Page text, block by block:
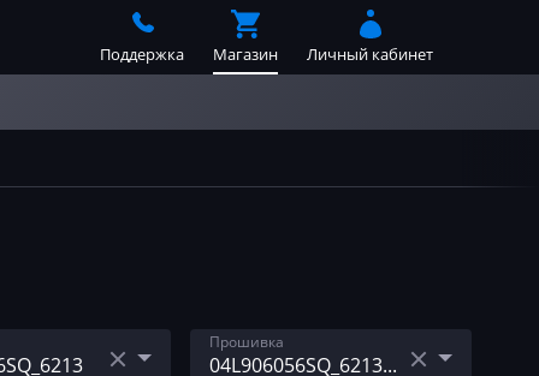
Поддержка Магазин Личный кабинет
Прошивка